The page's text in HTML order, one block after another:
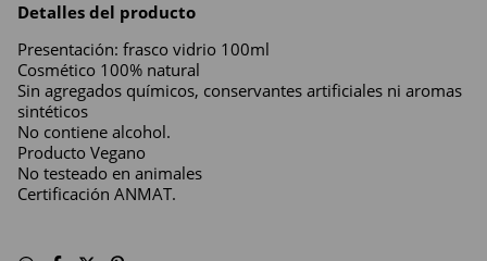
Detalles del producto
Presentación: frasco vidrio 100ml
Cosmético 100% natural
Sin agregados químicos, conservantes artificiales ni aromas
sintéticos
No contiene alcohol.
Producto Vegano
No testeado en animales
Certificación ANMAT.